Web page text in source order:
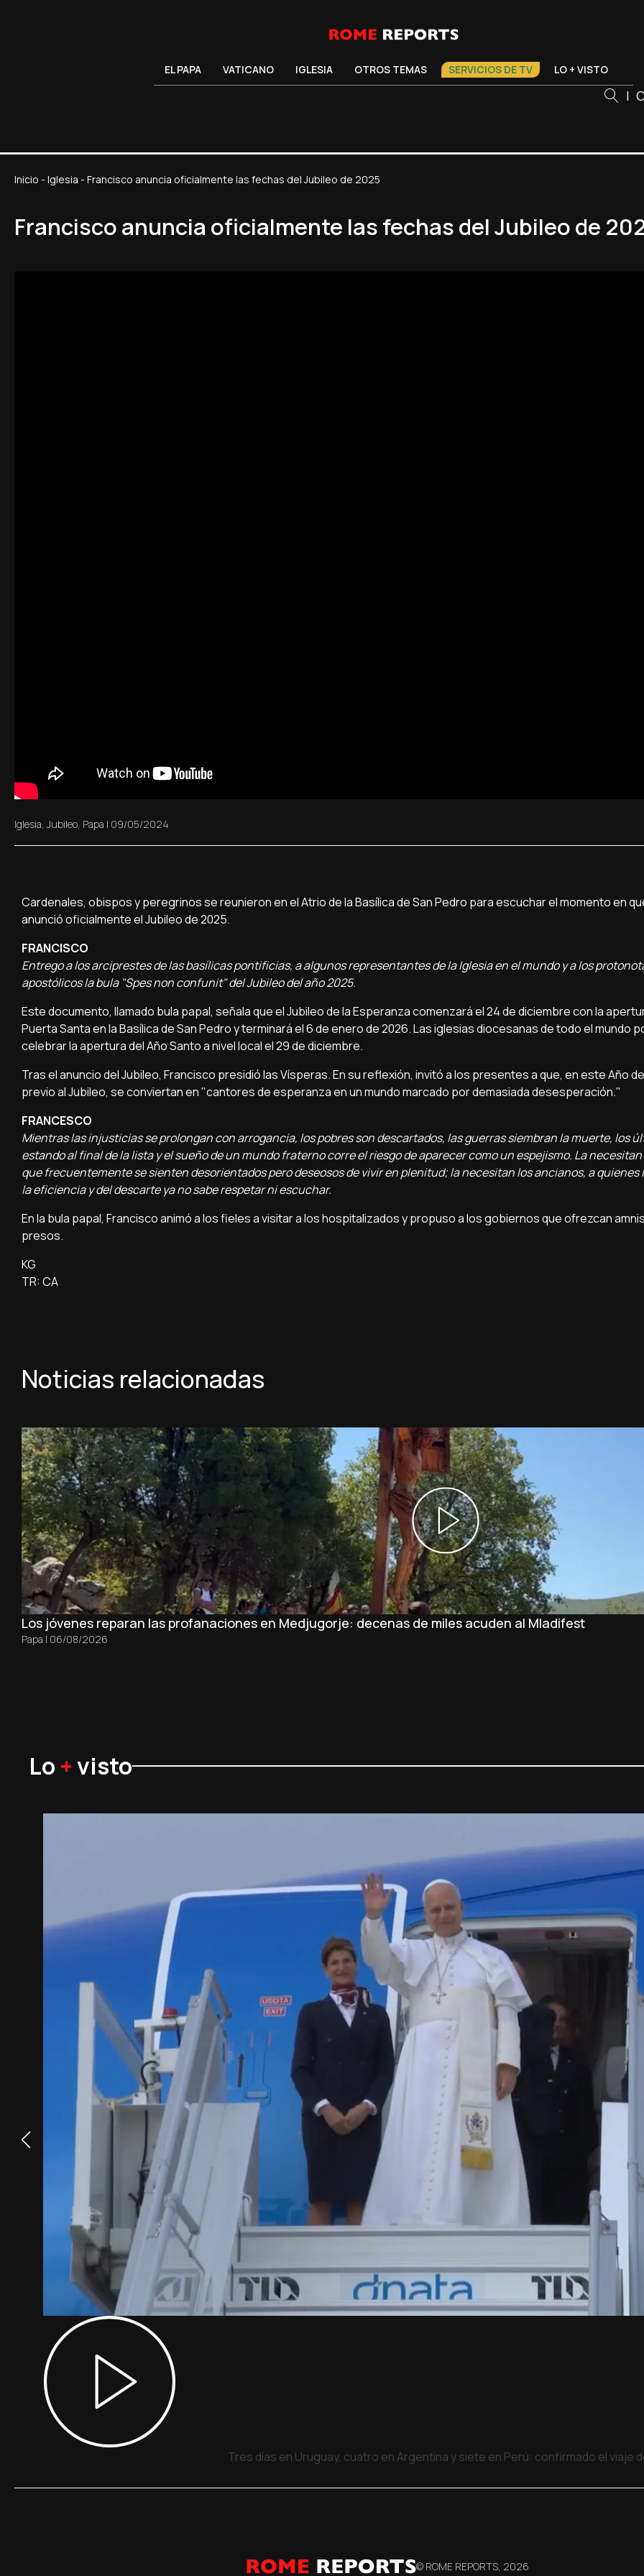
EL PAPA VATICANO IGLESIA OTROS TEMAS SERVICIOS DE TV LO + VISTO
|
Inicio - Iglesia - Francisco anuncia oficialmente las fechas del Jubileo de 2025
Francisco anuncia oficialmente las fechas del Jubileo de
Iglesia Jubileo Papa | 09/05/2024
Cardenales, obispos y peregrinos se reunieron en el Atrio de la Basílica de San Pedro para escuchar el momento en
anunció oficialmente el Jubileo de 2025.
FRANCISCO
Entrego a los arciprestes de las basílicas pontificias, a algunos representantes de la Iglesia en el mundo y a los
apostólicos la bula "Spes non confunit" del Jubileo del año 2025.
Este documento, llamado bula papal, señala que el Jubileo de la Esperanza comenzará el 24 de diciembre con la
Puerta Santa en la Basílica de San Pedro y terminará el 6 de enero de 2026. Las iglesias diocesanas de todo el mundo
celebrar la apertura del Año Santo a nivel local el 29 de diciembre.
Tras el anuncio del Jubileo, Francisco presidió las Vísperas. En su reflexión, invitó a los presentes a que, en este Año
previo al Jubileo, se conviertan en "cantores de esperanza en un mundo marcado por demasiada desesperación."
FRANCESCO
Mientras las injusticias se prolongan con arrogancia, los pobres son descartados, las guerras siembran la muerte, los
estando al final de la lista y el sueño de un mundo fraterno corre el riesgo de aparecer como un espejismo. La necesitan
que frecuentemente se sienten desorientados pero deseosos de vivir en plenitud; la necesitan los ancianos, a quienes
la eficiencia y del descarte ya no sabe respetar ni escuchar.
En la bula papal, Francisco animó a los fieles a visitar a los hospitalizados y propuso a los gobiernos que ofrezcan
presos.
KG
TR: CA
Noticias relacionadas
Los jóvenes reparan las profanaciones en Medjugorje: decenas de miles acuden al Mladifest
Papa | 06/08/2026
Lo +visto
Tres días en Uruguay, cuatro en Argentina y siete en Perú: confirmado el viaje
© ROME REPORTS, 2026